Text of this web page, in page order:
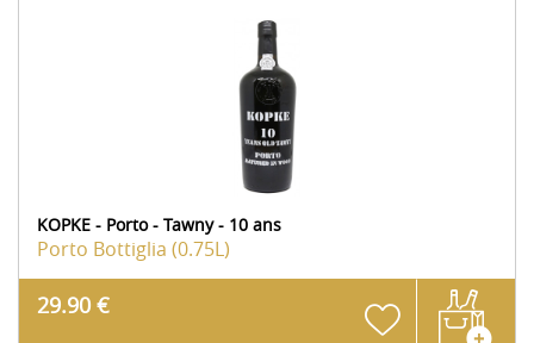
KOPKE - Porto - Tawny - 10 ans
Porto Bottiglia (0.75L)
29.90 €